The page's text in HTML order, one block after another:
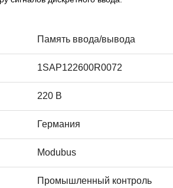
Память ввода/вывода
1SAP122600R0072
220 В
Германия
Modubus
Промышленный контроль